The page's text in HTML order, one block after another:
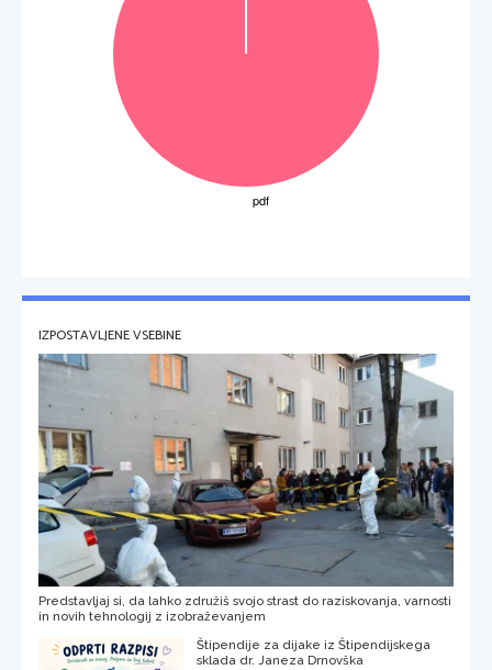
IZPOSTAVLJENE VSEBINE
Predstavljaj si, da lahko združiš svojo strast do raziskovanja, varnosti
in novih tehnologij z izobraževanjem
Štipendije za dijake iz Štipendijskega
sklada dr. Janeza Drnovška